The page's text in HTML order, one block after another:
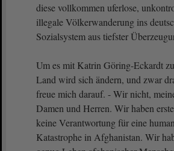
diese vollkommen uferlose,
illegale Völkerwanderung ins
Sozialsystem aus tiefster
Um es mit Katrin Göring-Eckardt
Land wird sich ändern, und zwar
freue mich darauf. - Wir nicht,
Damen und Herren. Wir haben
keine Verantwortung für eine
Katastrophe in Afghanistan. Wir